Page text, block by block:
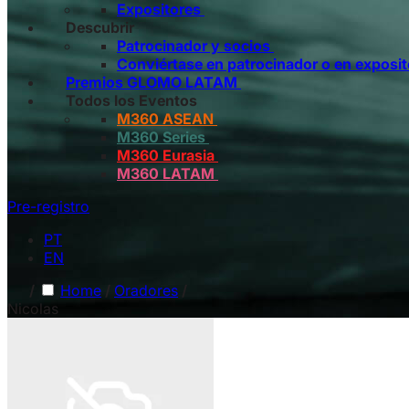
Expositores
Descubrir
Patrocinador y socios
Conviértase en patrocinador o en
Premios GLOMO LATAM
Todos los Eventos
M360 ASEAN
M360 Series
M360 Eurasia
M360 LATAM
Pre-registro
PT
EN
/
Home / Oradores
Nicolas